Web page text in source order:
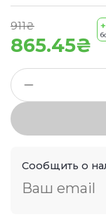
865.45₴
911₴
Сообщить о